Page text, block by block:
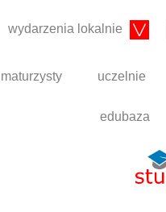
wydarzenia lokalnie
uczelnie
edubaza